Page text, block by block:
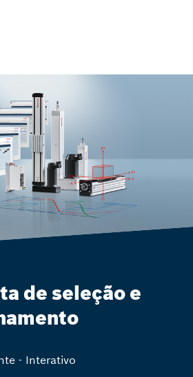
de seleção e
- Interativo